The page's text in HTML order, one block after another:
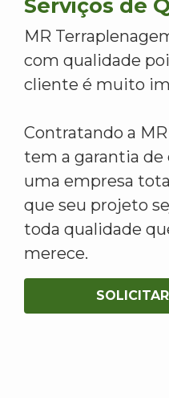
Serviços de
MR
com qualidade
cliente é muito
Contratando a
tem a garantia
uma empresa
que seu projeto
toda qualidade
merece.